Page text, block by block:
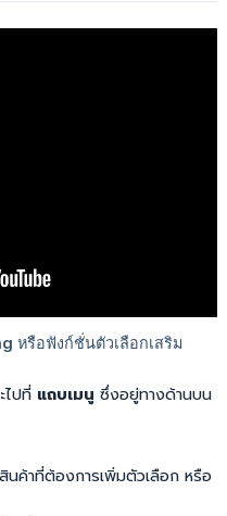
ไปที่ แถบเมนู ซึ่งอยู่ทางด้านบน
ค้าที่ต้องการเพิ่มตัวเลือก หรือ